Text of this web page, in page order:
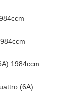
1984ccm
(6A)